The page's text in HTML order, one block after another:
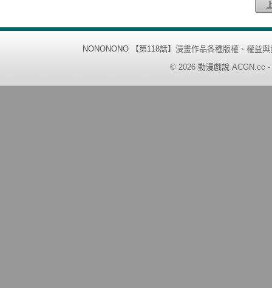
NONONONO 【第118話】 漫畫作品各種版權、權益
© 2026 動漫戲說 ACGN.cc